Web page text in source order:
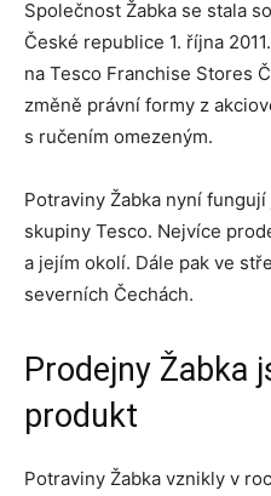
Společnost Žabka se stala
České republice 1. října
na Tesco Franchise Stores
změně právní formy z
s ručením omezeným.
Potraviny Žabka nyní
skupiny Tesco. Nejvíce
a jejím okolí. Dále pak ve
severních Čechách.
Prodejny Žabka
produkt
Potraviny Žabka vznikly v